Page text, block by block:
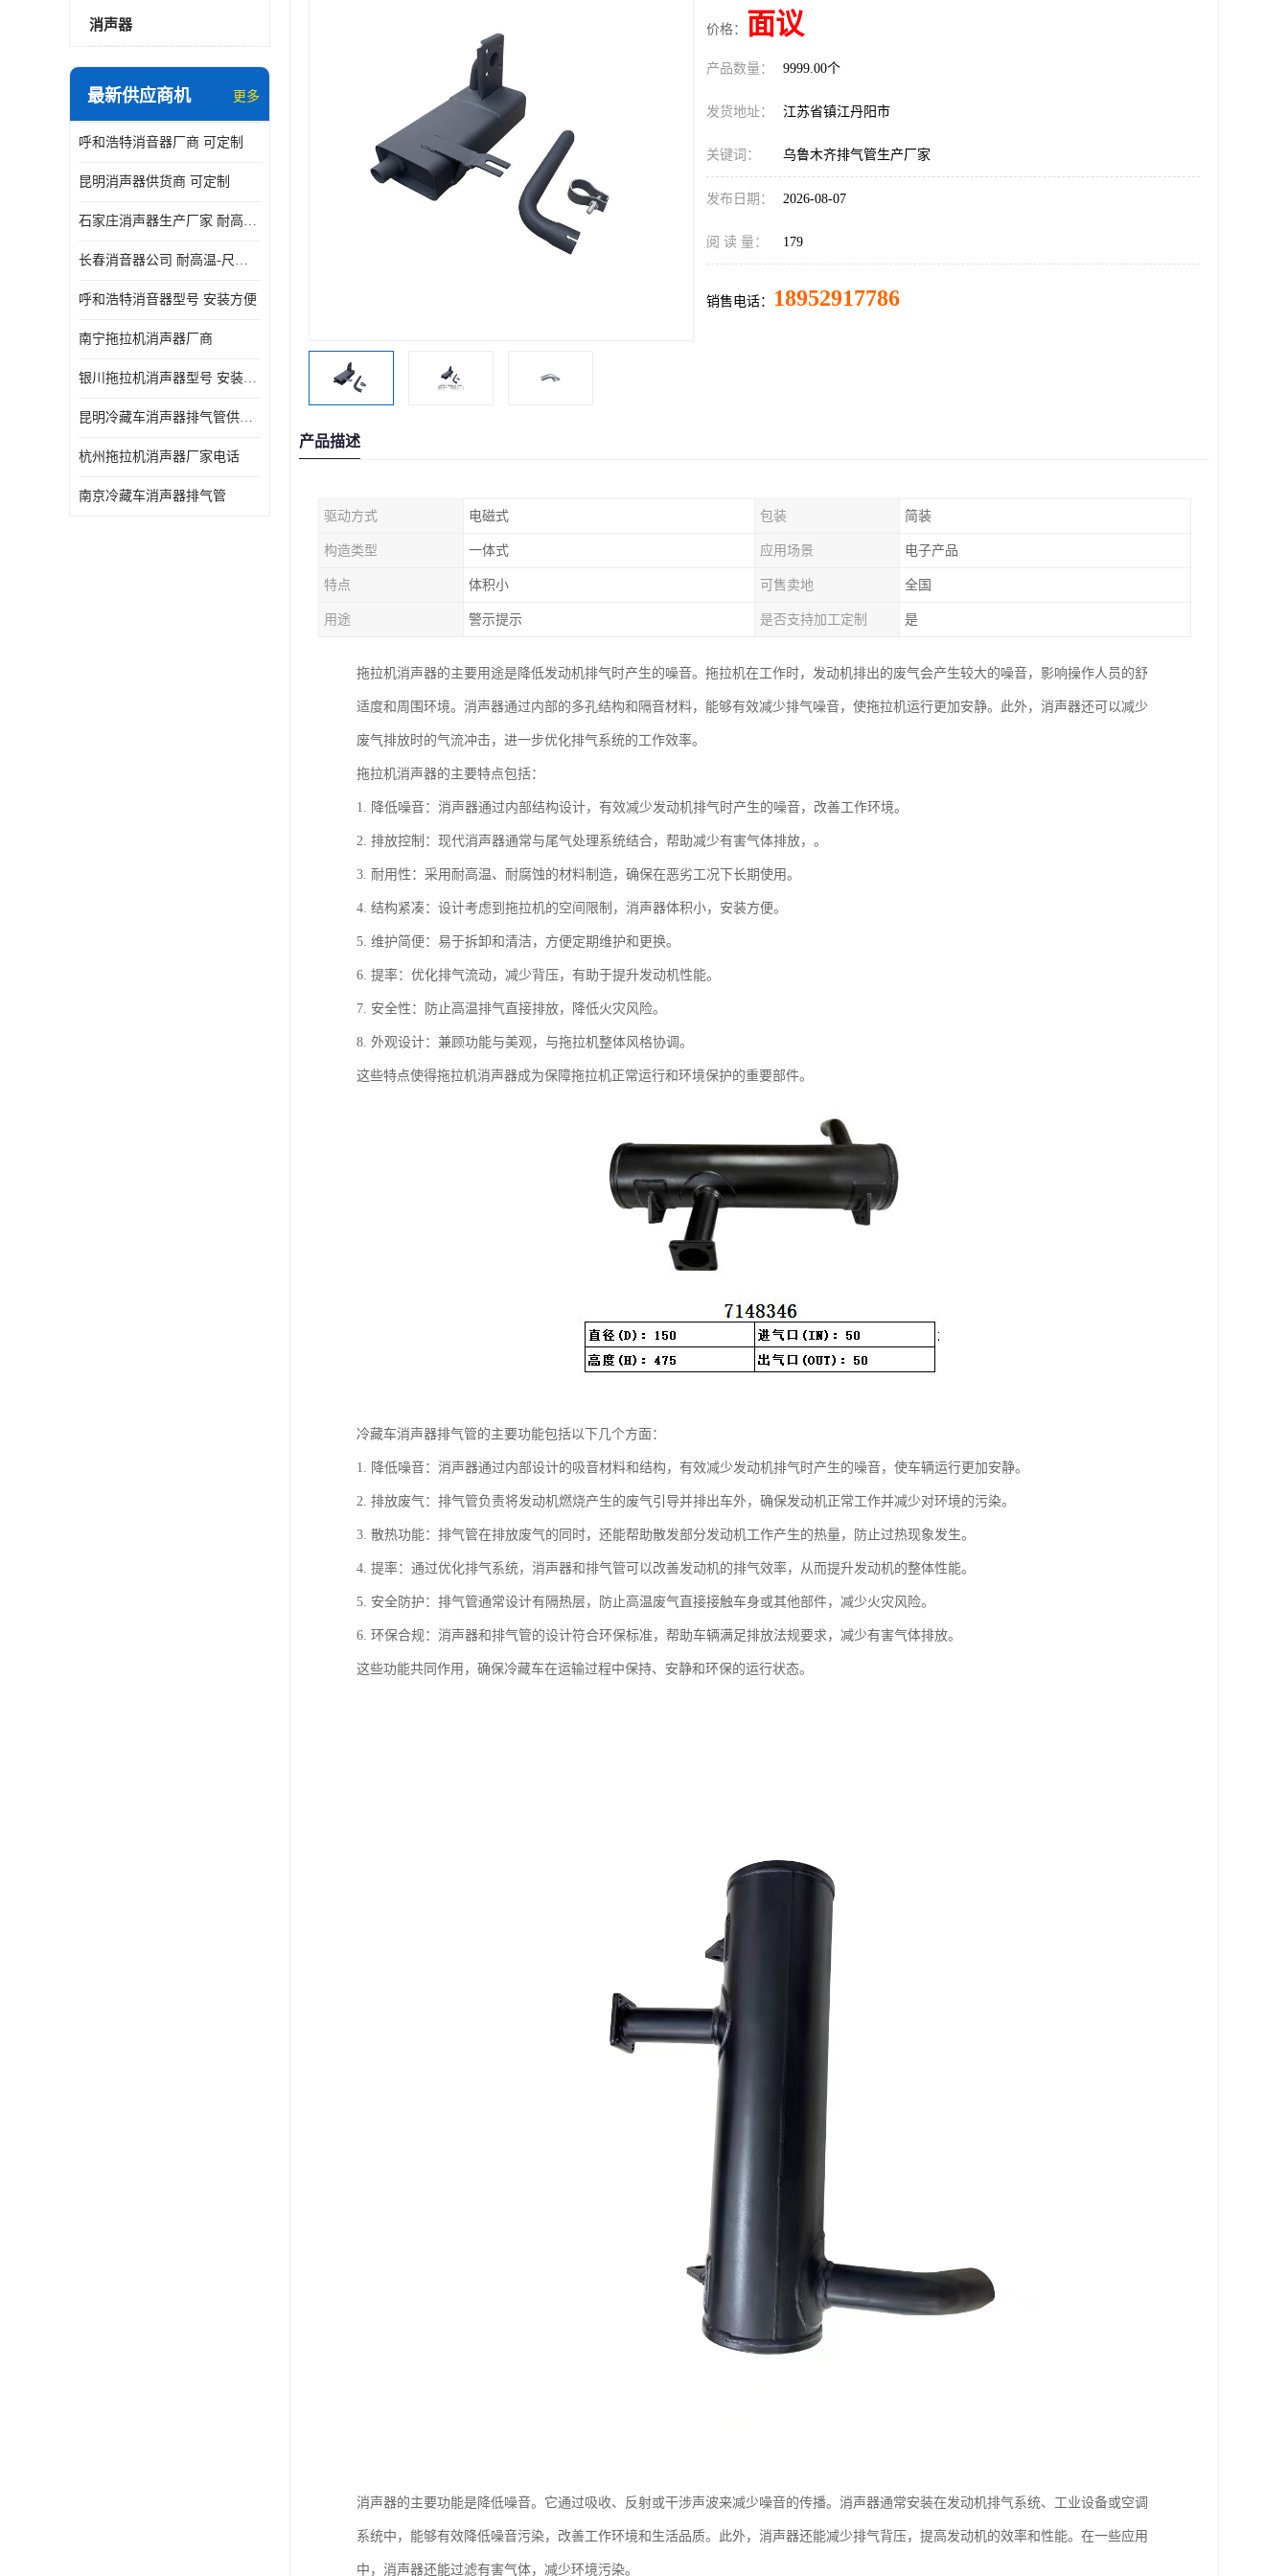
消声器
最新供应商机 更多
呼和浩特消音器厂商 可定制
昆明消声器供货商 可定制
石家庄消声器生产厂家 耐高温-尺寸可定制
长春消音器公司 耐高温-尺寸可定制
呼和浩特消音器型号 安装方便
南宁拖拉机消声器厂商
银川拖拉机消声器型号 安装方便
昆明冷藏车消声器排气管供货商 可定制
杭州拖拉机消声器厂家电话
南京冷藏车消声器排气管
价格： 面议
产品数量： 9999.00个
发货地址： 江苏省镇江丹阳市
关键词： 乌鲁木齐排气管生产厂家
发布日期： 2026-08-07
阅 读 量： 179
销售电话： 18952917786
产品描述
驱动方式 电磁式 包装 简装
构造类型 一体式 应用场景 电子产品
特点 体积小 可售卖地 全国
用途 警示提示 是否支持加工定制 是
拖拉机消声器的主要用途是降低发动机排气时产生的噪音。拖拉机在工作时，发动机排出的废气会产生较大的噪音，影响操作人员的舒
适度和周围环境。消声器通过内部的多孔结构和隔音材料，能够有效减少排气噪音，使拖拉机运行更加安静。此外，消声器还可以减少
废气排放时的气流冲击，进一步优化排气系统的工作效率。
拖拉机消声器的主要特点包括：
1. 降低噪音：消声器通过内部结构设计，有效减少发动机排气时产生的噪音，改善工作环境。
2. 排放控制：现代消声器通常与尾气处理系统结合，帮助减少有害气体排放，。
3. 耐用性：采用耐高温、耐腐蚀的材料制造，确保在恶劣工况下长期使用。
4. 结构紧凑：设计考虑到拖拉机的空间限制，消声器体积小，安装方便。
5. 维护简便：易于拆卸和清洁，方便定期维护和更换。
6. 提率：优化排气流动，减少背压，有助于提升发动机性能。
7. 安全性：防止高温排气直接排放，降低火灾风险。
8. 外观设计：兼顾功能与美观，与拖拉机整体风格协调。
这些特点使得拖拉机消声器成为保障拖拉机正常运行和环境保护的重要部件。
冷藏车消声器排气管的主要功能包括以下几个方面：
1. 降低噪音：消声器通过内部设计的吸音材料和结构，有效减少发动机排气时产生的噪音，使车辆运行更加安静。
2. 排放废气：排气管负责将发动机燃烧产生的废气引导并排出车外，确保发动机正常工作并减少对环境的污染。
3. 散热功能：排气管在排放废气的同时，还能帮助散发部分发动机工作产生的热量，防止过热现象发生。
4. 提率：通过优化排气系统，消声器和排气管可以改善发动机的排气效率，从而提升发动机的整体性能。
5. 安全防护：排气管通常设计有隔热层，防止高温废气直接接触车身或其他部件，减少火灾风险。
6. 环保合规：消声器和排气管的设计符合环保标准，帮助车辆满足排放法规要求，减少有害气体排放。
这些功能共同作用，确保冷藏车在运输过程中保持、安静和环保的运行状态。
消声器的主要功能是降低噪音。它通过吸收、反射或干涉声波来减少噪音的传播。消声器通常安装在发动机排气系统、工业设备或空调
系统中，能够有效降低噪音污染，改善工作环境和生活品质。此外，消声器还能减少排气背压，提高发动机的效率和性能。在一些应用
中，消声器还能过滤有害气体，减少环境污染。